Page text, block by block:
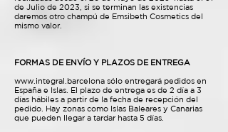
de Julio de 2023, si se terminan las existencias
daremos otro champú de Emsibeth Cosmetics del
mismo valor.
FORMAS DE ENVÍO Y PLAZOS DE ENTREGA
www.integral.barcelona sólo entregará pedidos en
España e Islas. El plazo de entrega es de 2 día a 3
días hábiles a partir de la fecha de recepción del
pedido. Hay zonas como Islas Baleares y Canarias
que pueden llegar a tardar hasta 5 días.